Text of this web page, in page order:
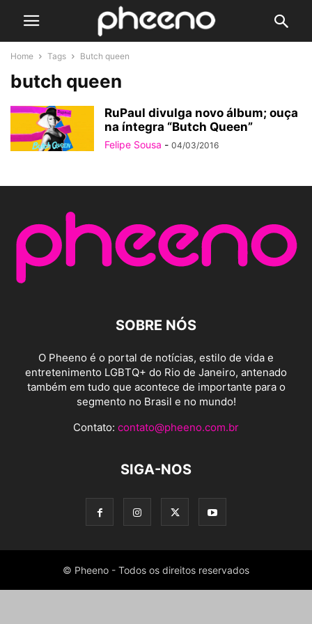
Home Tags Butch queen
butch queen
RuPaul divulga novo álbum; ouça
na íntegra “Butch Queen”
Felipe Sousa - 04/03/2016
SOBRE NÓS
O Pheeno é o portal de notícias, estilo de vida e
entretenimento LGBTQ+ do Rio de Janeiro, antenado
também em tudo que acontece de importante para o
segmento no Brasil e no mundo!
Contato: contato@pheeno.com.br
SIGA-NOS
© Pheeno - Todos os direitos reservados